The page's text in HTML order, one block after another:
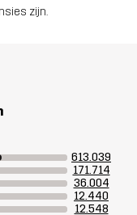
zijn.
613.039
171.714
36.004
12.440
12.548